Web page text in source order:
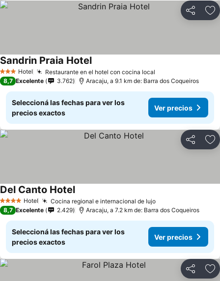
Compartir
3 Estrellas
Hotel Restaurante en el hotel con cocina local
Sandrin Praia Hotel
8,7 Excelente 3.762 Aracaju, a 9.1 km de: Barra dos Coqueiros
Seleccioná las fechas para ver los
precios exactos
Ver precios
Compartir
4 EstrellasHotel Cocina regional e internacional de lujo
Del Canto Hotel
8,7 Excelente 2.429 Aracaju, a 7.2 km de: Barra dos Coqueiros
Seleccioná las fechas para ver los
precios exactos
Ver precios
Compartir